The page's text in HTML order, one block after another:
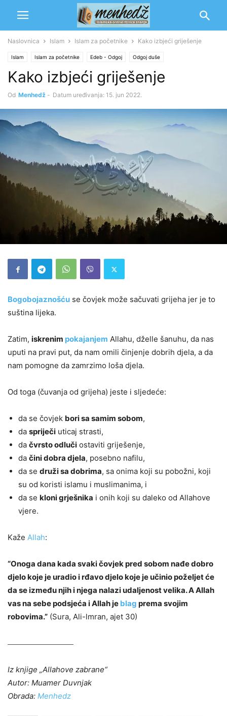
Naslovnica Islam Islam za početnike Kako izbjeći griješenje
Islam Islam za početnike Edeb - Odgoj Odgoj duše
Popravljanje zajednice Rekaik
Kako izbjeći griješenje
Od Menhedž - Datum uređivanja: 15. jun 2022.
Bogobojaznošću se čovjek može sačuvati grijeha jer je to
suština lijeka.
Zatim, iskrenim pokajanjem Allahu, dželle šanuhu, da nas
uputi na pravi put, da nam omili činjenje dobrih djela, a da
nam pomogne da zamrzimo loša djela.
Od toga (čuvanja od grijeha) jeste i sljedeće:
da se čovjek bori sa samim sobom,
da spriječi uticaj strasti,
da čvrsto odluči ostaviti griješenje,
da čini dobra djela, posebno nafilu,
da se druži sa dobrima, sa onima koji su pobožni, koji
su od koristi islamu i muslimanima, i
da se kloni grješnika i onih koji su daleko od Allahove
vjere.
Kaže Allah:
“Onoga dana kada svaki čovjek pred sobom nađe dobro
djelo koje je uradio i rđavo djelo koje je učinio poželjet će
da se između njih i njega nalazi udaljenost velika. A Allah
vas na sebe podsjeća i Allah je blag prema svojim
robovima.” (Sura, Ali-lmran, ajet 30)
Iz knjige „Allahove zabrane“
Autor: Muamer Duvnjak
Obrada: Menhedz